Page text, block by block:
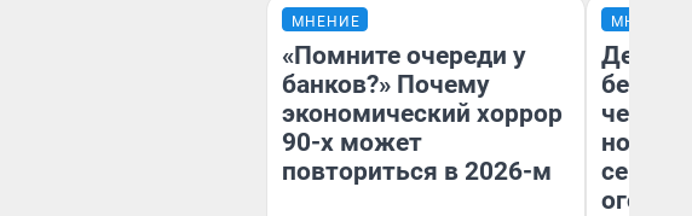
МНЕНИЕ
«Помните очереди у
банков?» Почему
экономический хоррор
90-х может
повториться в 2026-м
МНЕНИЕ
без
новый
сериал
огонь»